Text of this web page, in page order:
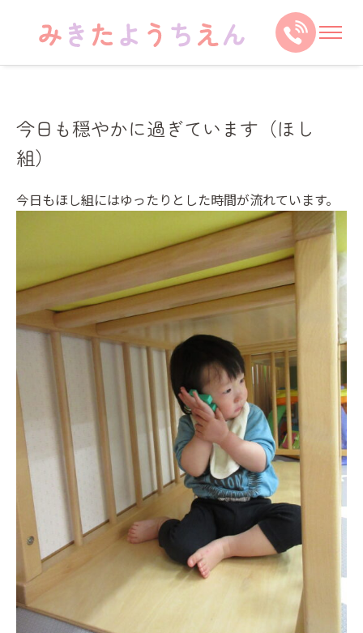
今日も穏やかに過ぎています（ほし
組）
今日もほし組にはゆったりとした時間が流れています。